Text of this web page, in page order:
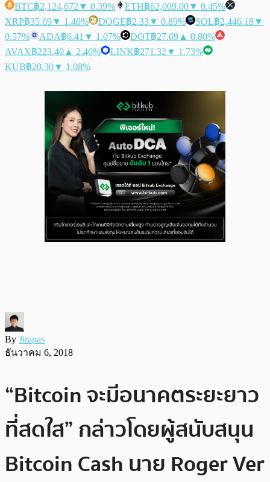
BTC฿2,124,672 ▼ 0.39% ETH฿62,009.00▼ 0.45%
XRP฿35.69▼ 1.46% DOGE฿2.33▼ 0.89% SOL฿2,446.18▼
0.57%
ADA฿6.41 ▼ 1.07% DOT฿27.69 ▲ 0.80%
AVAX฿223.40 ▲ 2.46% LINK฿271.32 ▼ 1.73%
KUB฿20.30▼ 1.08%
By Jirapas
ธันวาคม 6, 2018
“Bitcoin จะมีอนาคตระยะยาว
ที่สดใส” กล่าวโดยผู้สนับสนุน
Bitcoin Cash นาย Roger Ver